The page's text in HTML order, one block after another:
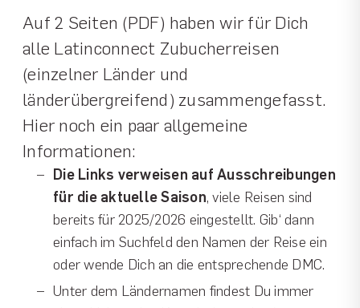
Auf 2 Seiten (PDF) haben wir für Dich
alle Latinconnect Zubucherreisen
(einzelner Länder und
länderübergreifend) zusammengefasst.
Hier noch ein paar allgemeine
Informationen:
Die Links verweisen auf Ausschreibungen
für die aktuelle Saison, viele Reisen sind
bereits für 2025/2026 eingestellt. Gib‘ dann
einfach im Suchfeld den Namen der Reise ein
oder wende Dich an die entsprechende DMC.
Unter dem Ländernamen findest Du immer